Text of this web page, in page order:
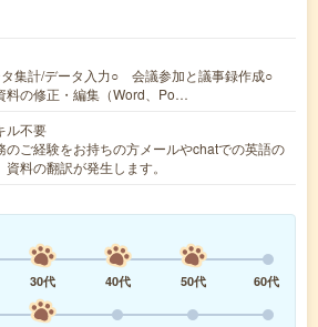
集計/データ入力○ 会議参加と議事録作成○
料の修正・編集（Word、Po…
ル不要
のご経験をお持ちの方メールやchatでの英語の
料の翻訳が発生します。
30代 40代 50代
60代